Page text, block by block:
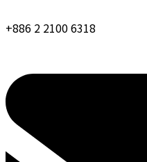
+886 2 2100 6318